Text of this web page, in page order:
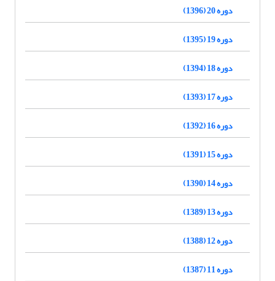
دوره 20 (1396)
دوره 19 (1395)
دوره 18 (1394)
دوره 17 (1393)
دوره 16 (1392)
دوره 15 (1391)
دوره 14 (1390)
دوره 13 (1389)
دوره 12 (1388)
دوره 11 (1387)